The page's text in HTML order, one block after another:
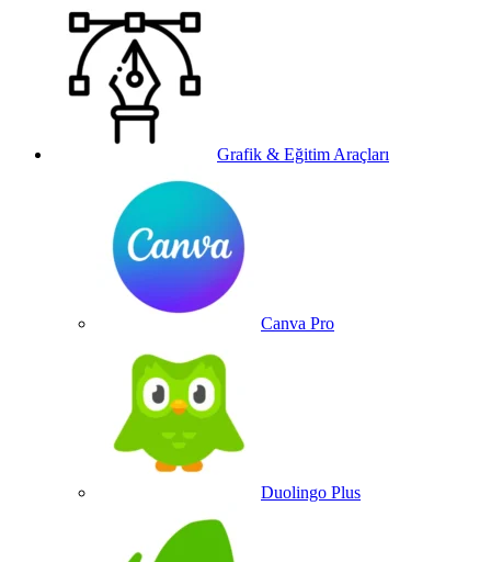
Grafik & Eğitim Araçları
Canva Pro
Duolingo Plus